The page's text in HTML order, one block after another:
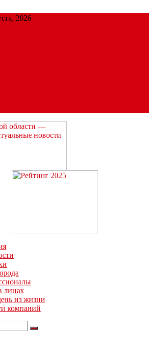
2026
дня в Тульской области на сайте
лицах
из жизни
компаний